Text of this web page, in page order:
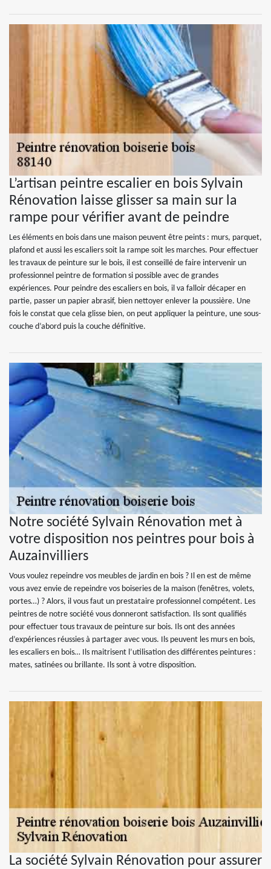
L’artisan peintre escalier en bois Sylvain
Rénovation laisse glisser sa main sur la
rampe pour vérifier avant de peindre
Les éléments en bois dans une maison peuvent être peints : murs, parquet,
plafond et aussi les escaliers soit la rampe soit les marches. Pour effectuer
les travaux de peinture sur le bois, il est conseillé de faire intervenir un
professionnel peintre de formation si possible avec de grandes
expériences. Pour peindre des escaliers en bois, il va falloir décaper en
partie, passer un papier abrasif, bien nettoyer enlever la poussière. Une
fois le constat que cela glisse bien, on peut appliquer la peinture, une sous-
couche d’abord puis la couche définitive.
Notre société Sylvain Rénovation met à
votre disposition nos peintres pour bois à
Auzainvilliers
Vous voulez repeindre vos meubles de jardin en bois ? Il en est de même
vous avez envie de repeindre vos boiseries de la maison (fenêtres, volets,
portes…) ? Alors, il vous faut un prestataire professionnel compétent. Les
peintres de notre société vous donneront satisfaction. Ils sont qualifiés
pour effectuer tous travaux de peinture sur bois. Ils ont des années
d’expériences réussies à partager avec vous. Ils peuvent les murs en bois,
les escaliers en bois… Ils maitrisent l’utilisation des différentes peintures :
mates, satinées ou brillante. Ils sont à votre disposition.
La société Sylvain Rénovation pour assurer